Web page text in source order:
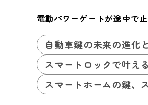
電動パワーゲートが途中で
自動車鍵の未来の進化
スマートロックで叶え
スマートホームの鍵、